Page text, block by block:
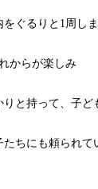
ぐるりと1周し
からが楽しみ
と持って、子
ちにも頼られて